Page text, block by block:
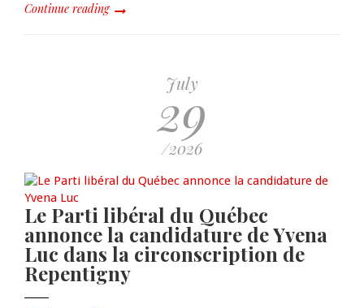
Continue reading
July
29
/2026
Le Parti libéral du Québec
annonce la candidature de Yvena
Luc dans la circonscription de
Repentigny